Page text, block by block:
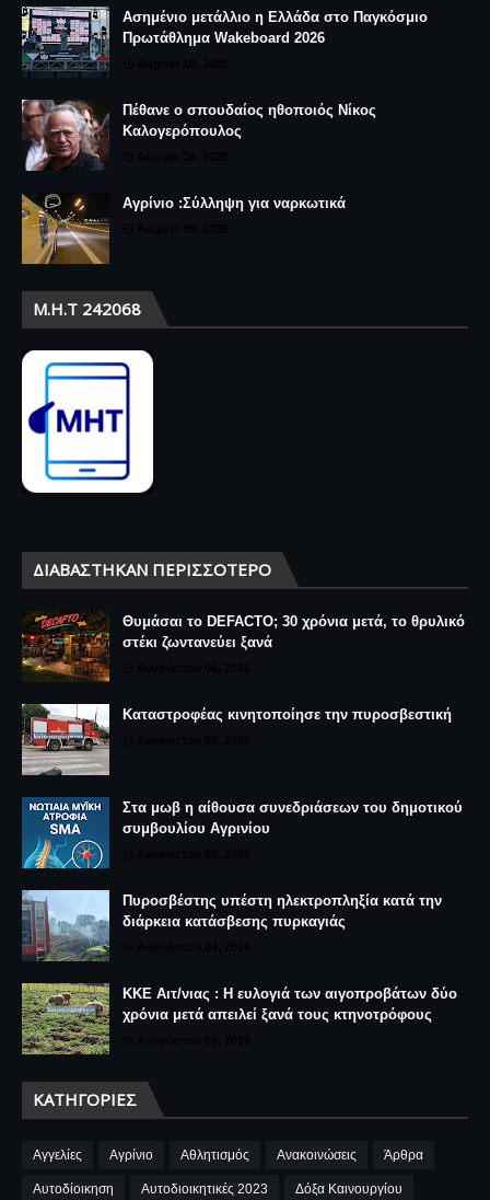
Ασημένιο μετάλλιο η Ελλάδα στο Παγκόσμιο
Πρωτάθλημα Wakeboard 2026
Πέθανε ο σπουδαίος ηθοποιός Νίκος
Καλογερόπουλος
Αγρίνιο :Σύλληψη για ναρκωτικά
Μ.Η.Τ 242068
ΔΙΑΒΆΣΤΗΚΑΝ ΠΕΡΙΣΣΌΤΕΡΟ
Θυμάσαι το DEFACTO; 30 χρόνια μετά, το θρυλικό
στέκι ζωντανεύει ξανά
Καταστροφέας κινητοποίησε την πυροσβεστική
Στα μωβ η αίθουσα συνεδριάσεων του δημοτικού
συμβουλίου Αγρινίου
Πυροσβέστης υπέστη ηλεκτροπληξία κατά την
διάρκεια κατάσβεσης πυρκαγιάς
ΚΚΕ Αιτ/νιας : Η ευλογιά των αιγοπροβάτων δύο
χρόνια μετά απειλεί ξανά τους κτηνοτρόφους
ΚΑΤΗΓΟΡΊΕΣ
Αγγελίες Αγρίνιο Αθλητισμός Ανακοινώσεις Άρθρα
Αυτοδίοικηση Αυτοδιοικητικές 2023 Δόξα Καινουργίου